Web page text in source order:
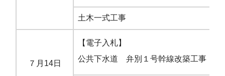
土木一式工事
７月14日
【電子入札】
公共下水道 弁別１号幹線改築工事